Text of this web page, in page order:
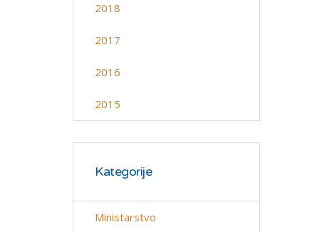
2018
2017
2016
2015
Kategorije
Ministarstvo